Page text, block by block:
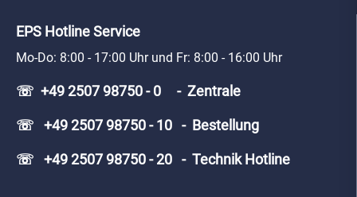
EPS Hotline Service
Mo-Do: 8:00 - 17:00 Uhr und Fr: 8:00 - 16:00 Uhr
☏ +49 2507 98750 - 0 - Zentrale
☏ +49 2507 98750 - 10 - Bestellung
☏ +49 2507 98750 - 20 - Technik Hotline